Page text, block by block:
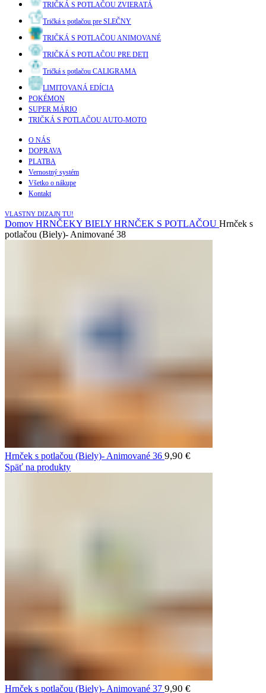
TRIČKÁ S POTLAČOU ZVIERATÁ
Tričká s potlačou pre SLEČNY
TRIČKÁ S POTLAČOU ANIMOVANÉ
TRIČKÁ S POTLAČOU PRE DETI
Tričká s potlačou CALIGRAMA
LIMITOVANÁ EDÍCIA
POKÉMON
SUPER MÁRIO
TRIČKÁ S POTLAČOU AUTO-MOTO
O NÁS
DOPRAVA
PLATBA
Vernostný systém
Všetko o nákupe
Kontakt
VLASTNY DIZAJN TU!
Domov HRNČEKY BIELY HRNČEK S POTLAČOU Hrnček s
potlačou (Biely)- Animované 38
Hrnček s potlačou (Biely)- Animované 36 9,90 €
Späť na produkty
Hrnček s potlačou (Biely)- Animované 37 9,90 €